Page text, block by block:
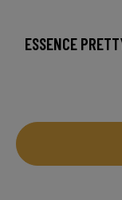
ESSENCE